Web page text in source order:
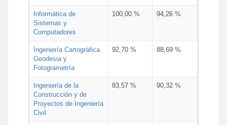
Informática de
Sistemas y
Computadores
100,00 % 94,26 %
Ingeniería Cartográfica
Geodesia y
Fotogrametría
92,70 % 88,69 %
Ingeniería de la
Construcción y de
Proyectos de Ingeniería
Civil
83,57 % 90,32 %